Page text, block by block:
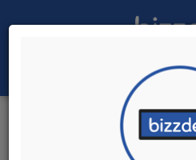
Ara:
Frekans
İlk 2 Firmadan